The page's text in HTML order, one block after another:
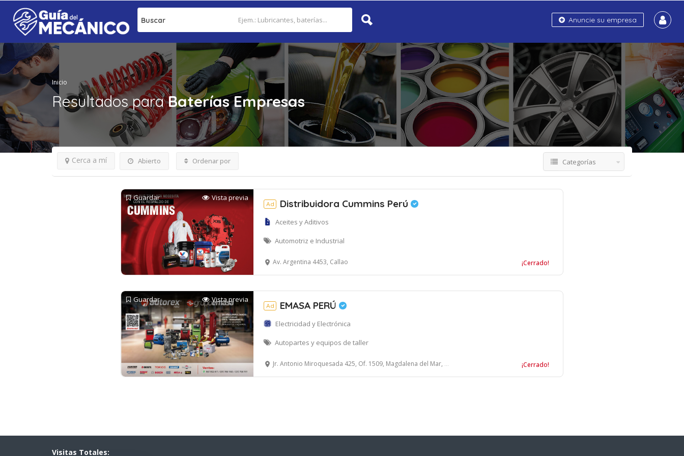
Buscar Anuncie su empresa
Inicio
Resultados paraBaterías Empresas
Abierto
Cerca a mí Ordenar por Categorías
Guardar Vista previa
Ad Distribuidora Cummins Perú
Aceites y Aditivos
Automotriz e Industrial
Av. Argentina 4453, Callao ¡Cerrado!
Guardar Vista previa
Ad EMASA PERÚ
Electricidad y Electrónica
Autopartes y equipos de taller
Jr. Antonio Miroquesada 425, Of. 1509, Magdalena del Mar, Lima ¡Cerrado!
Visitas Totales: